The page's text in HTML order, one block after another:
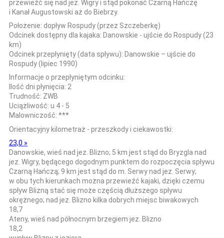
przewieźć się nad jez. Wigry i stąd pokonać Czarną Hańczę
i Kanał Augustowski aż do Biebrzy.
Położenie: dopływ Rospudy (przez Szczeberkę)
Odcinek dostępny dla kajaka: Danowskie - ujście do Rospudy (23
km)
Odcinek przepłynięty (data spływu): Danowskie – ujście do
Rospudy (lipiec 1990)
Informacje o przepłyniętym odcinku:
Ilość dni płynięcia: 2
Trudność: ZWB
Uciążliwość: u 4 - 5
Malowniczość: ***
Orientacyjny kilometraż - przeszkody i ciekawostki:
23,0 »
Danowskie, wieś nad jez. Blizno; 5 km jest stąd do Bryzgla nad
jez. Wigry, będącego dogodnym punktem do rozpoczęcia spływu
Czarną Hańczą; 9 km jest stąd do m. Serwy nad jez. Serwy;
w obu tych kierunkach można przewieźć kajaki, dzięki czemu
spływ Blizną stać się może częścią dłuższego spływu
okrężnego; nad jez. Blizno kilka dobrych miejsc biwakowych
18,7
Ateny, wieś nad północnym brzegiem jez. Blizno
18,2